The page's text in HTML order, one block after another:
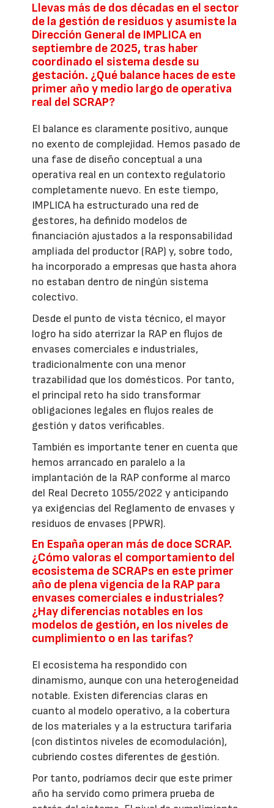
Llevas más de dos décadas en el sector
de la gestión de residuos y asumiste la
Dirección General de IMPLICA en
septiembre de 2025, tras haber
coordinado el sistema desde su
gestación. ¿Qué balance haces de este
primer año y medio largo de operativa
real del SCRAP?
El balance es claramente positivo, aunque
no exento de complejidad. Hemos pasado de
una fase de diseño conceptual a una
operativa real en un contexto regulatorio
completamente nuevo. En este tiempo,
IMPLICA ha estructurado una red de
gestores, ha definido modelos de
financiación ajustados a la responsabilidad
ampliada del productor (RAP) y, sobre todo,
ha incorporado a empresas que hasta ahora
no estaban dentro de ningún sistema
colectivo.
Desde el punto de vista técnico, el mayor
logro ha sido aterrizar la RAP en flujos de
envases comerciales e industriales,
tradicionalmente con una menor
trazabilidad que los domésticos. Por tanto,
el principal reto ha sido transformar
obligaciones legales en flujos reales de
gestión y datos verificables.
También es importante tener en cuenta que
hemos arrancado en paralelo a la
implantación de la RAP conforme al marco
del Real Decreto 1055/2022 y anticipando
ya exigencias del Reglamento de envases y
residuos de envases (PPWR).
En España operan más de doce SCRAP.
¿Cómo valoras el comportamiento del
ecosistema de SCRAPs en este primer
año de plena vigencia de la RAP para
envases comerciales e industriales?
¿Hay diferencias notables en los
modelos de gestión, en los niveles de
cumplimiento o en las tarifas?
El ecosistema ha respondido con
dinamismo, aunque con una heterogeneidad
notable. Existen diferencias claras en
cuanto al modelo operativo, a la cobertura
de los materiales y a la estructura tarifaria
(con distintos niveles de ecomodulación),
cubriendo costes diferentes de gestión.
Por tanto, podríamos decir que este primer
año ha servido como primera prueba de